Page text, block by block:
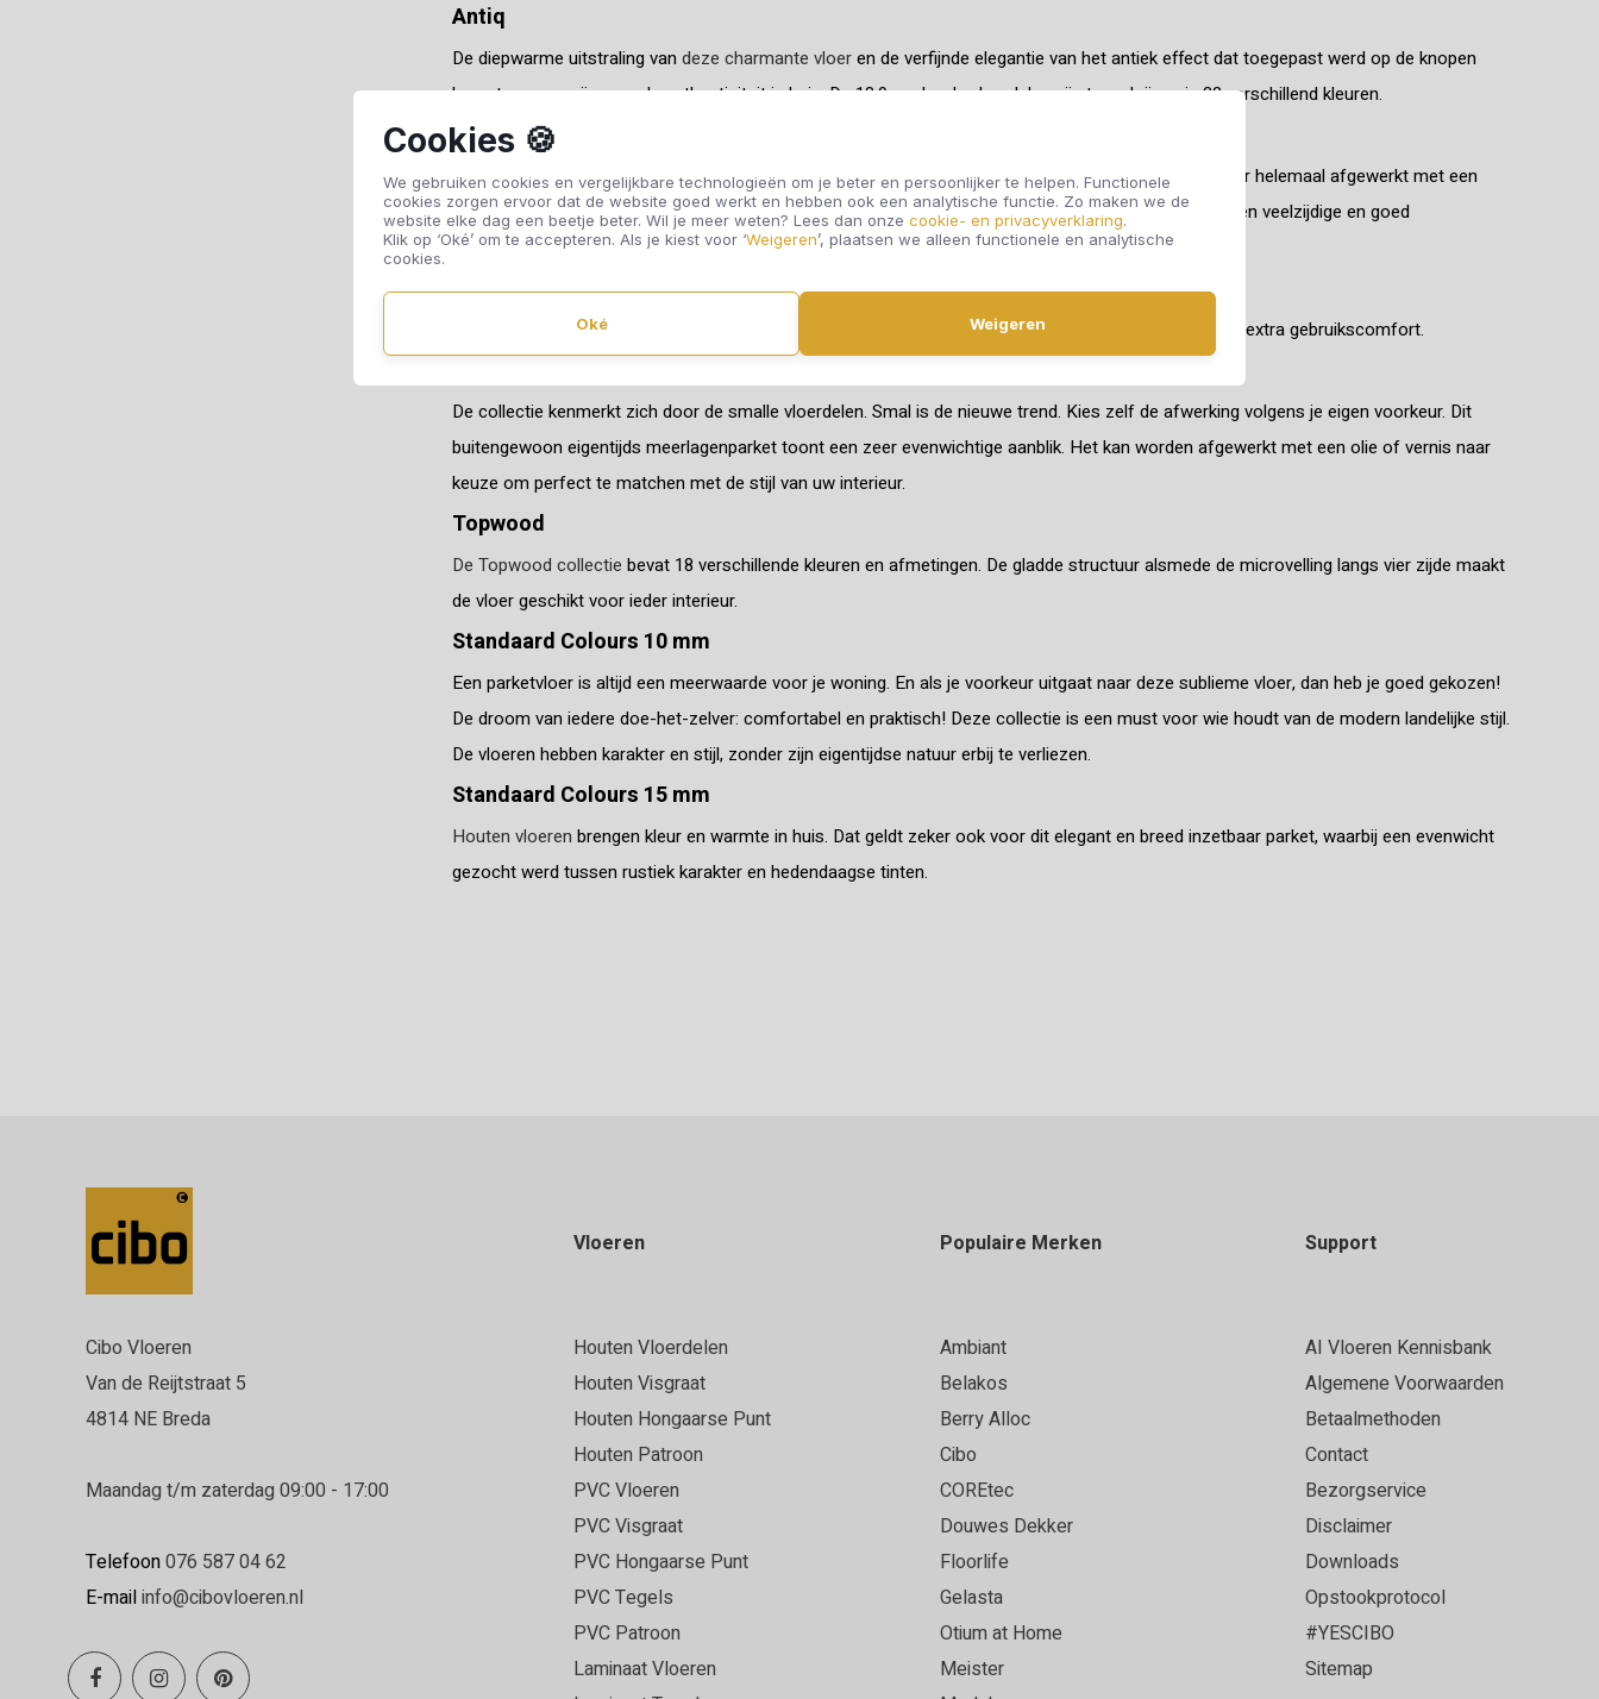
Cookies 🍪
We gebruiken cookies en vergelijkbare technologieën om je beter en persoonlijker te helpen. Functionele
cookies zorgen ervoor dat de website goed werkt en hebben ook een analytische functie. Zo maken we de
website elke dag een beetje beter. Wil je meer weten? Lees dan onze cookie- en privacyverklaring.
Klik op ‘Oké’ om te accepteren. Als je kiest voor ‘Weigeren’, plaatsen we alleen functionele en analytische
cookies.
Oké Weigeren
Antiq
De diepwarme uitstraling van deze charmante vloeren de verfijnde elegantie van het antiek effect dat toegepast werd op de knopen
brengt een ongeëvenaarde authenticiteit in huis. De 18,9 cm brede vloerdelen zijn te verkrijgen in 22 verschillend kleuren.
Barn
Een vloer met persoonlijkheid en zeer populair bij architecten en designers! Bovendien werd deze vloer helemaal afgewerkt met een
vernis die de kleur van vers gezaagd hout evenaart. Als je voor deBarn collectiekiest, haal je alvast een veelzijdige en goed
combineerbare vloer in huis.
Evasion-Click
Eiken parketvloer in warme bruintinten, voorzien van een handig click-systeem en een vernislaag voor extra gebruikscomfort.
De collectie kenmerkt zich door de smalle vloerdelen. Smal is de nieuwe trend. Kies zelf de afwerking volgens je eigen voorkeur. Dit
buitengewoon eigentijds meerlagenparket toont een zeer evenwichtige aanblik. Het kan worden afgewerkt met een olie of vernis naar
keuze om perfect te matchen met de stijl van uw interieur.
Topwood
De Topwood collectie bevat 18 verschillende kleuren en afmetingen. De gladde structuur alsmede de microvelling langs vier zijde maakt
de vloer geschikt voor ieder interieur.
Standaard Colours 10 mm
Een parketvloer is altijd een meerwaarde voor je woning. En als je voorkeur uitgaat naar deze sublieme vloer, dan heb je goed gekozen!
De droom van iedere doe-het-zelver: comfortabel en praktisch! Deze collectie is een must voor wie houdt van de modern landelijke stijl.
De vloeren hebben karakter en stijl, zonder zijn eigentijdse natuur erbij te verliezen.
Standaard Colours 15 mm
Houten vloeren brengen kleur en warmte in huis. Dat geldt zeker ook voor dit elegant en breed inzetbaar parket, waarbij een evenwicht
gezocht werd tussen rustiek karakter en hedendaagse tinten.
Cibo Vloeren
Van de Reijtstraat 5
4814 NE Breda
Maandag t/m zaterdag 09:00 - 17:00
Telefoon076 587 04 62
E-mailinfo@cibovloeren.nl
Vloeren
Houten Vloerdelen
Houten Visgraat
Houten Hongaarse Punt
Houten Patroon
PVC Vloeren
PVC Visgraat
PVC Hongaarse Punt
PVC Tegels
PVC Patroon
Laminaat Vloeren
Populaire Merken
Ambiant
Belakos
Berry Alloc
Cibo
COREtec
Douwes Dekker
Floorlife
Gelasta
Otium at Home
Meister
Support
AI Vloeren Kennisbank
Algemene Voorwaarden
Betaalmethoden
Contact
Bezorgservice
Disclaimer
Downloads
Opstookprotocol
#YESCIBO
Sitemap